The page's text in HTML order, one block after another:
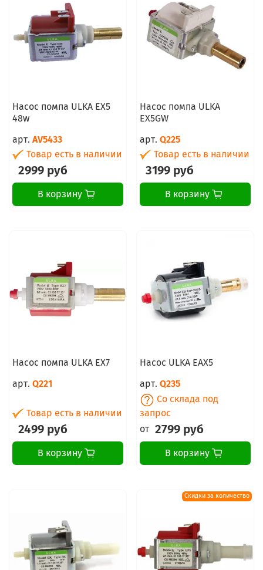
Насос помпа ULKA EX5
48w
арт. AV5433
Товар есть в наличии
2999 руб
В корзину
Насос помпа ULKA
EX5GW
арт. Q225
Товар есть в наличии
3199 руб
В корзину
Насос помпа ULKA EX7
арт. Q221
Товар есть в наличии
2499 руб
В корзину
Насос ULKA EAX5
арт. Q235
Со склада под
запрос
от 2799 руб
В корзину
Скидки за количество